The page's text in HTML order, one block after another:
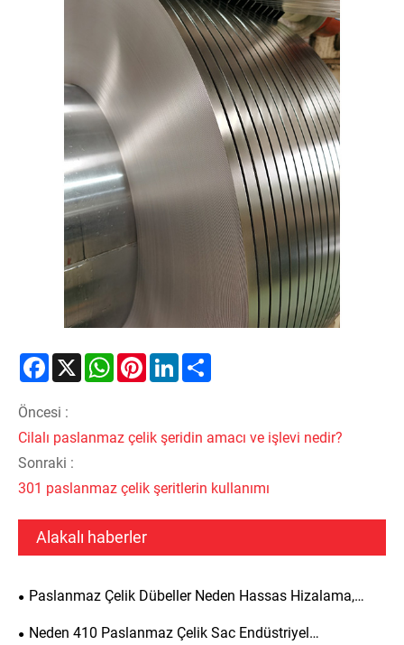
Facebook
X WhatsAppPinterestLinkedIn
Öncesi :
Cilalı paslanmaz çelik şeridin amacı ve işlevi nedir?
Sonraki :
301 paslanmaz çelik şeritlerin kullanımı
Alakalı haberler
Paslanmaz Çelik Dübeller Neden Hassas Hizalama,
Yapısal Güç ve Uzun Süreli Dayanıklılık Açısından En İyi
Neden 410 Paslanmaz Çelik Sac Endüstriyel